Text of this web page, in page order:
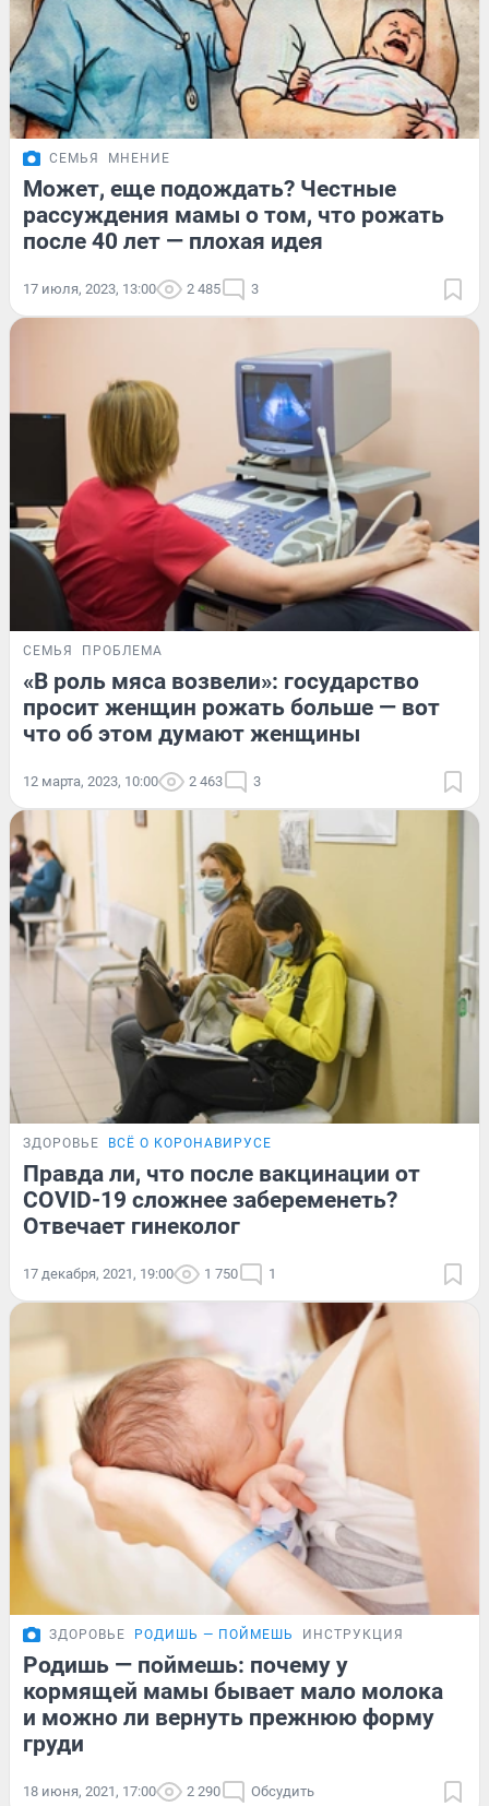
СЕМЬЯ МНЕНИЕ
Может, еще подождать? Честные
рассуждения мамы о том, что рожать
после 40 лет — плохая идея
17 июля, 2023, 13:00 2 485 3
СЕМЬЯ ПРОБЛЕМА
«В роль мяса возвели»: государство
просит женщин рожать больше — вот
что об этом думают женщины
12 марта, 2023, 10:00 2 463 3
ЗДОРОВЬЕ ВСЁ О КОРОНАВИРУСЕ
Правда ли, что после вакцинации от
COVID-19 сложнее забеременеть?
Отвечает гинеколог
17 декабря, 2021, 19:00 1 750 1
ЗДОРОВЬЕ РОДИШЬ — ПОЙМЕШЬ ИНСТРУКЦИЯ
Родишь — поймешь: почему у
кормящей мамы бывает мало молока
и можно ли вернуть прежнюю форму
груди
18 июня, 2021, 17:00 2 290 Обсудить